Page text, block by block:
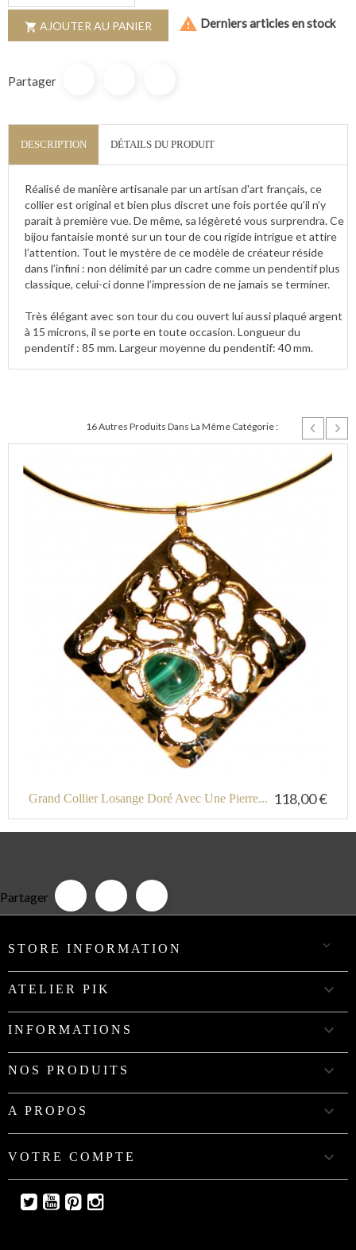
 AJOUTER AU PANIER  Derniers articles en stock
Partager
DESCRIPTION DÉTAILS DU PRODUIT
Réalisé de manière artisanale par un artisan d'art français, ce
collier est original et bien plus discret une fois portée qu’il n’y
parait à première vue. De même, sa légèreté vous surprendra. Ce
bijou fantaisie monté sur un tour de cou rigide intrigue et attire
l’attention. Tout le mystère de ce modèle de créateur réside
dans l’infini : non délimité par un cadre comme un pendentif plus
classique, celui-ci donne l’impression de ne jamais se terminer.
Très élégant avec son tour du cou ouvert lui aussi plaqué argent
à 15 microns, il se porte en toute occasion. Longueur du
pendentif : 85 mm. Largeur moyenne du pendentif: 40 mm.
16 Autres Produits Dans La Même Catégorie :
Grand Collier Losange Doré Avec Une Pierre... 118,00 €
Partager
STORE INFORMATION 
ATELIER PIK 
INFORMATIONS 
NOS PRODUITS 
A PROPOS 
VOTRE COMPTE 
TwitterYouTube
PinterestInstagram